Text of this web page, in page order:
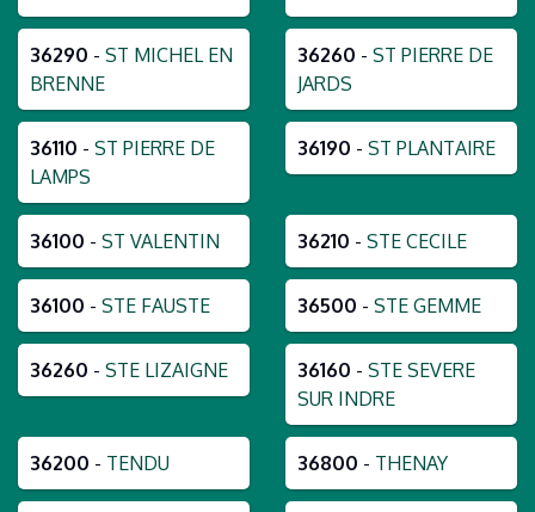
36290 - ST MICHEL EN
BRENNE
36260 - ST PIERRE DE
JARDS
36110 - ST PIERRE DE
LAMPS
36190 - ST PLANTAIRE
36100 - ST VALENTIN 36210 - STE CECILE
36100 - STE FAUSTE 36500 - STE GEMME
36260 - STE LIZAIGNE 36160 - STE SEVERE
SUR INDRE
36200 - TENDU 36800 - THENAY